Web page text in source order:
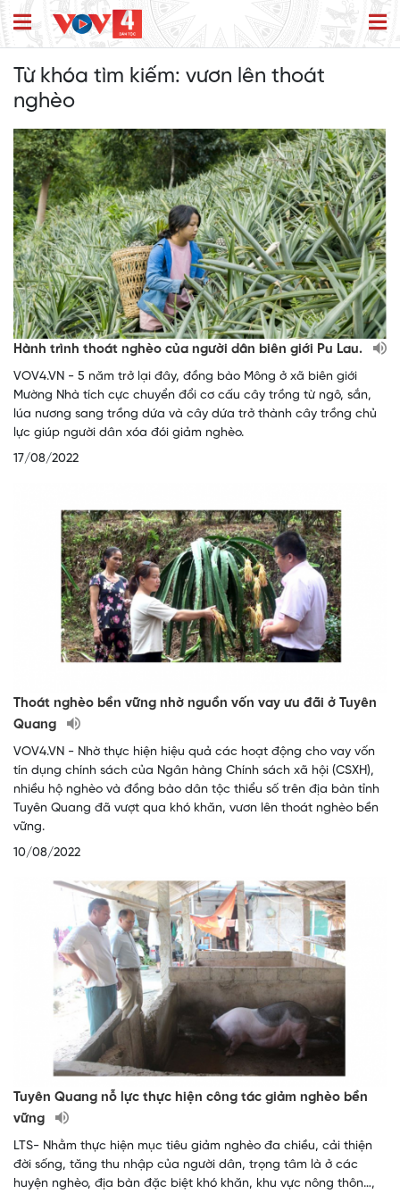
Từ khóa tìm kiếm: vươn lên thoát
nghèo
Hành trình thoát nghèo của người dân biên giới Pu Lau.
VOV4.VN - 5 năm trở lại đây, đồng bào Mông ở xã biên giới
Mường Nhà tích cực chuyển đổi cơ cấu cây trồng từ ngô, sắn,
lúa nương sang trồng dứa và cây dứa trở thành cây trồng chủ
lực giúp người dân xóa đói giảm nghèo.
17/08/2022
Thoát nghèo bền vững nhờ nguồn vốn vay ưu đãi ở Tuyên
Quang
VOV4.VN - Nhờ thực hiện hiệu quả các hoạt động cho vay vốn
tín dụng chính sách của Ngân hàng Chính sách xã hội (CSXH),
nhiều hộ nghèo và đồng bào dân tộc thiểu số trên địa bàn tỉnh
Tuyên Quang đã vượt qua khó khăn, vươn lên thoát nghèo bền
vững.
10/08/2022
Tuyên Quang nỗ lực thực hiện công tác giảm nghèo bền
vững
LTS- Nhằm thực hiện mục tiêu giảm nghèo đa chiều, cải thiện
đời sống, tăng thu nhập của người dân, trọng tâm là ở các
huyện nghèo, địa bàn đặc biệt khó khăn, khu vực nông thôn…,